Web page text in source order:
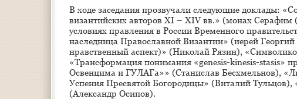
В ходе заседания прозвучали следующие доклады:
византийских авторов XI – XIV вв.» (монах Серафим
условиях правления в России Временного
наследница Православной Византии» (иерей
нравственный аспект)» (Николай Рязин),
«Трансформация понимания «genesis-kinesis-stasis»
Освенцима и ГУЛАГа»» (Станислав Бесхмельнов),
Успения Пресвятой Богородицы» (Виталий Тульцов),
(Александр Осипов).